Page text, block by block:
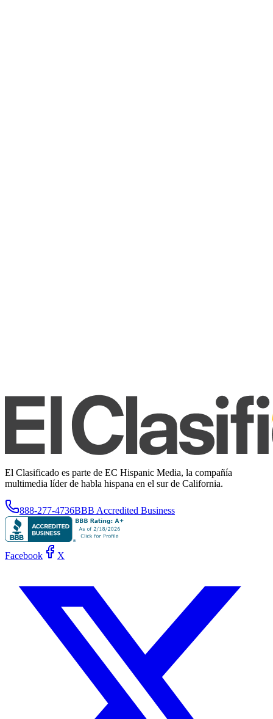
El Clasificado es parte de EC Hispanic Media, la compañía
multimedia líder de habla hispana en el sur de California.
888-277-4736BBB Accredited Business
Facebook X